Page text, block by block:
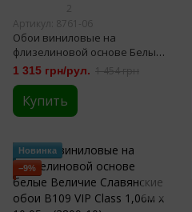
2
Артикул: 8761-06
Обои виниловые на
флизелиновой основе Белые
Листья Славянские обои В118
LeGrand Platinum 1,06м х
10,05м (8761-06)
1 315 грн/рул. 1 454 грн
Купить
Новинка
−9%